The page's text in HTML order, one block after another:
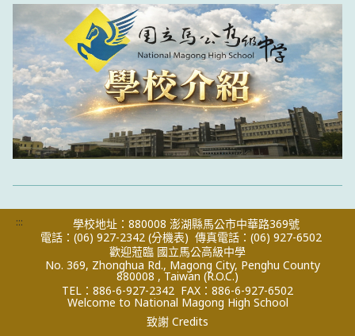
:::
學校地址：880008 澎湖縣馬公市中華路369號
電話：(06) 927-2342 (分機表) 傳真電話：(06) 927-6502
歡迎蒞臨 國立馬公高級中學
No. 369, Zhonghua Rd., Magong City, Penghu County
880008 , Taiwan (R.O.C.)
TEL：886-6-927-2342 FAX：886-6-927-6502
Welcome to National Magong High School
致謝 Credits